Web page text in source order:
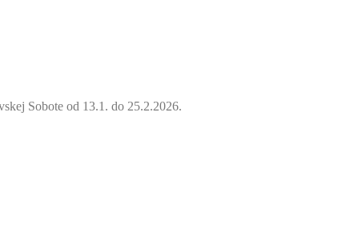
Sobote od 13.1. do 25.2.2026.